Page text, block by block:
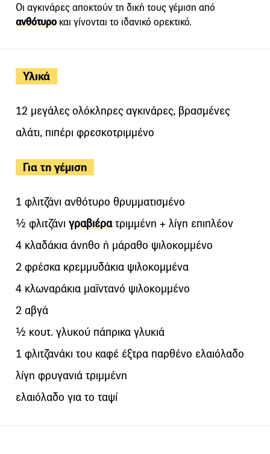
Υλικά
12 μεγάλες ολόκληρες αγκινάρες, βρασμένες
αλάτι, πιπέρι φρεσκοτριμμένο
Για τη γέμιση
1 φλιτζάνι ανθότυρο θρυμματισμένο
½ φλιτζάνι γραβιέρατριμμένη + λίγη επιπλέον
4 κλαδάκια άνηθο ή μάραθο ψιλοκομμένο
2 φρέσκα κρεμμυδάκια ψιλοκομμένα
4 κλωναράκια μαϊντανό ψιλοκομμένο
2 αβγά
½ κουτ. γλυκού πάπρικα γλυκιά
1 φλιτζανάκι του καφέ έξτρα παρθένο ελαιόλαδο
λίγη φρυγανιά τριμμένη
ελαιόλαδο για το ταψί
Oι αγκινάρες αποκτούν τη δική τους γέμιση από
ανθότυρο και γίνονται το ιδανικό ορεκτικό.